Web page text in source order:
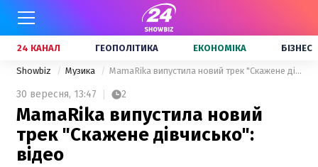
24 КАНАЛ ГЕОПОЛІТИКА ЕКОНОМІКА БІЗНЕС
Showbiz Музика MamaRika випустила новий трек "Скажене дівчисько": відео
30 вересня, 13:47 2
MamaRika випустила новий
трек "Скажене дівчисько":
відео